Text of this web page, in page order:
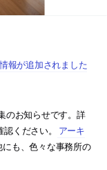
報が追加されました
のお知らせです。詳
ください。
アーキ
にも、色々な事務所の